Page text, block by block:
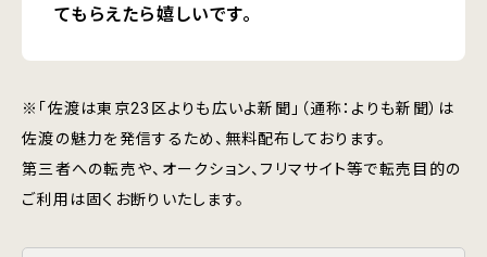
てもらえたら嬉しいです。
※「佐渡は東京23区よりも広いよ新聞」（通称：よりも新聞）は
佐渡の魅力を発信するため、無料配布しております。
第三者への転売や、オークション、フリマサイト等で転売目的の
ご利用は固くお断りいたします。